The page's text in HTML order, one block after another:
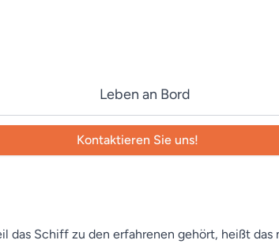
Leben an Bord
Kontaktieren Sie uns!
das Schiff zu den erfahrenen gehört, heißt